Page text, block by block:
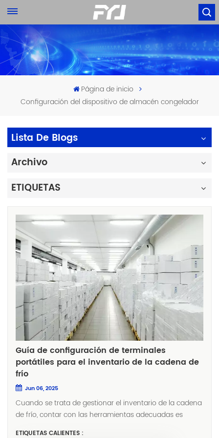
Página de inicio
Configuración del dispositivo de almacén congelador
Lista De Blogs
Archivo
ETIQUETAS
Guía de configuración de terminales
portátiles para el inventario de la cadena de
frío
Jun 06, 2025
Cuando se trata de gestionar el inventario de la cadena
de frío, contar con las herramientas adecuadas es
ETIQUETAS CALIENTES :